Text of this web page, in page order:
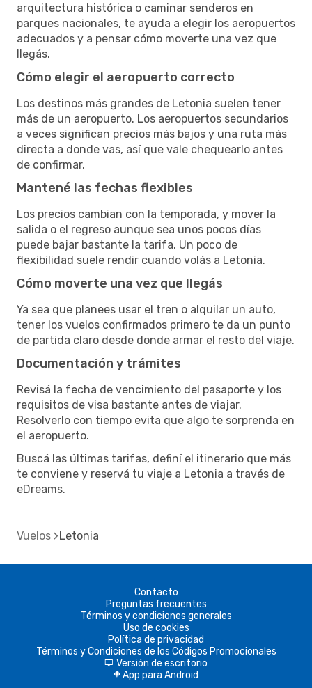
arquitectura histórica o caminar senderos en
parques nacionales, te ayuda a elegir los aeropuertos
adecuados y a pensar cómo moverte una vez que
llegás.
Cómo elegir el aeropuerto correcto
Los destinos más grandes de Letonia suelen tener
más de un aeropuerto. Los aeropuertos secundarios
a veces significan precios más bajos y una ruta más
directa a donde vas, así que vale chequearlo antes
de confirmar.
Mantené las fechas flexibles
Los precios cambian con la temporada, y mover la
salida o el regreso aunque sea unos pocos días
puede bajar bastante la tarifa. Un poco de
flexibilidad suele rendir cuando volás a Letonia.
Cómo moverte una vez que llegás
Ya sea que planees usar el tren o alquilar un auto,
tener los vuelos confirmados primero te da un punto
de partida claro desde donde armar el resto del viaje.
Documentación y trámites
Revisá la fecha de vencimiento del pasaporte y los
requisitos de visa bastante antes de viajar.
Resolverlo con tiempo evita que algo te sorprenda en
el aeropuerto.
Buscá las últimas tarifas, definí el itinerario que más
te conviene y reservá tu viaje a Letonia a través de
eDreams.
Vuelos Letonia
Contacto
Preguntas frecuentes
Términos y condiciones generales
Uso de cookies
Política de privacidad
Términos y Condiciones de los Códigos Promocionales
d Versión de escritorio
A App para Android